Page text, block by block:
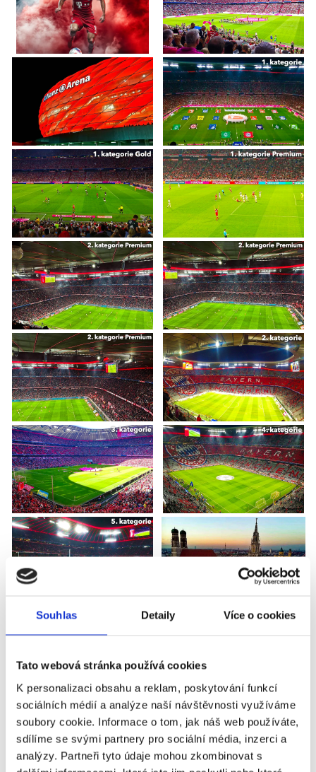
Souhlas Detaily Více o cookies
Tato webová stránka používá cookies
K personalizaci obsahu a reklam, poskytování funkcí
sociálních médií a analýze naší návštěvnosti využíváme
soubory cookie. Informace o tom, jak náš web používáte,
sdílíme se svými partnery pro sociální média, inzerci a
analýzy. Partneři tyto údaje mohou zkombinovat s
BAYERN MNICHOV - UNION
BERLÍN